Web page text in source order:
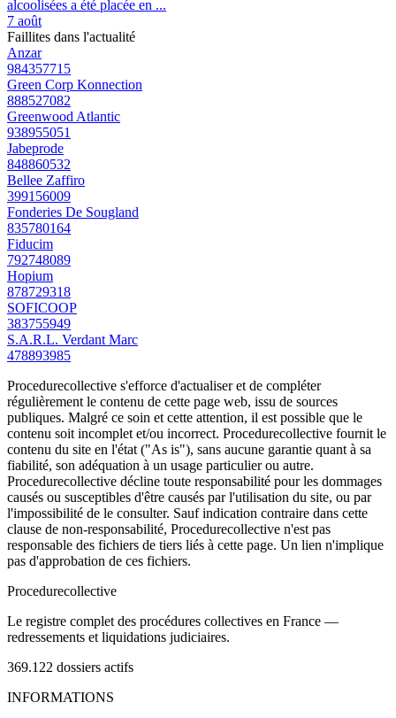
alcoolisées a été placée en ...
7 août
Faillites dans l'actualité
Anzar
984357715
Green Corp Konnection
888527082
Greenwood Atlantic
938955051
Jabeprode
848860532
Bellee Zaffiro
399156009
Fonderies De Sougland
835780164
Fiducim
792748089
Hopium
878729318
SOFICOOP
383755949
S.A.R.L. Verdant Marc
478893985
Procedurecollective s'efforce d'actualiser et de compléter
régulièrement le contenu de cette page web, issu de sources
publiques. Malgré ce soin et cette attention, il est possible que le
contenu soit incomplet et/ou incorrect. Procedurecollective fournit le
contenu du site en l'état ("As is"), sans aucune garantie quant à sa
fiabilité, son adéquation à un usage particulier ou autre.
Procedurecollective décline toute responsabilité pour les dommages
causés ou susceptibles d'être causés par l'utilisation du site, ou par
l'impossibilité de le consulter. Sauf indication contraire dans cette
clause de non-responsabilité, Procedurecollective n'est pas
responsable des fichiers de tiers liés à cette page. Un lien n'implique
pas d'approbation de ces fichiers.
Procedurecollective
Le registre complet des procédures collectives en France —
redressements et liquidations judiciaires.
369.122 dossiers actifs
INFORMATIONS